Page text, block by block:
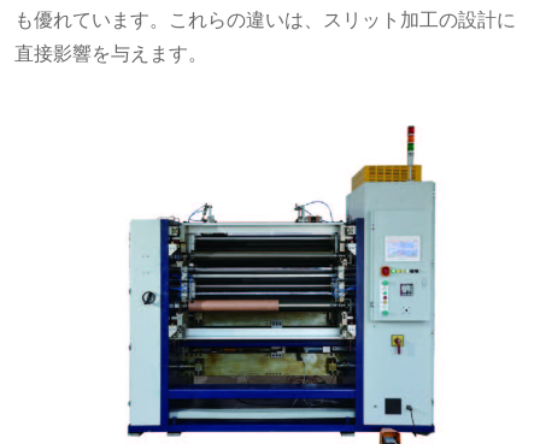
も優れています。これらの違いは、スリット加工の設計に
直接影響を与えます。